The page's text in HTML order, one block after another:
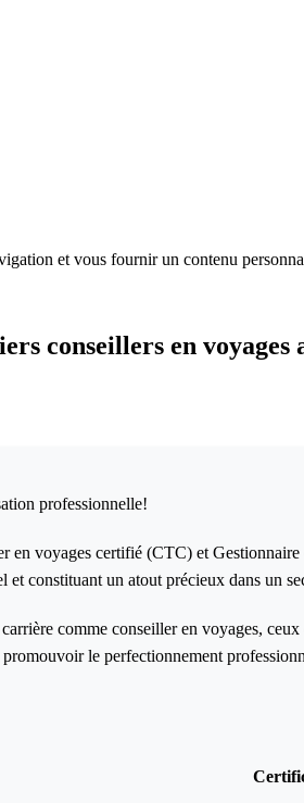
et vous fournir un contenu
conseillers en
professionnelle!
en voyages certifié (CTC) et
et constituant un atout précieux dans un
comme conseiller en voyages,
le perfectionnement